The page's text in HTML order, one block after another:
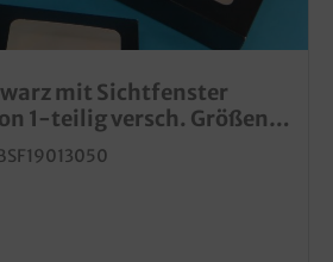
mit Sichtfenster
1-teilig versch. Größen